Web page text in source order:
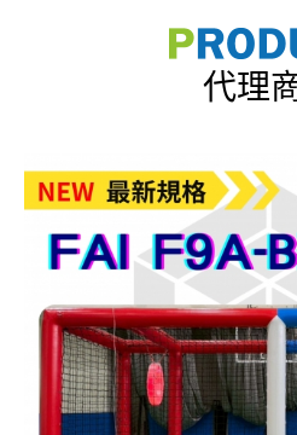
代理